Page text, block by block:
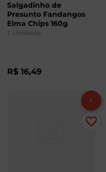
Salgadinho de
Presunto Fandangos
Elma Chips 160g
1 Unidade
R$ 16,49